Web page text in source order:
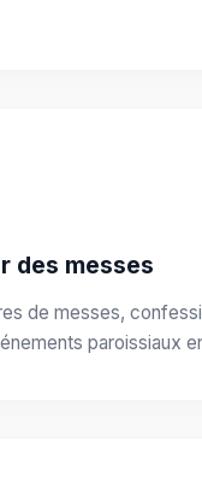
des messes
de messes,
paroissiaux